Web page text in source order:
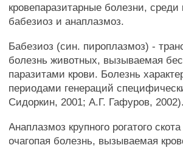
кровепаразитарные болезни,
бабезиоз и анаплазмоз.
Бабезиоз (син. пироплазмоз) -
болезнь животных, вызываемая
паразитами крови. Болезнь
периодами генераций
Сидоркин, 2001; А.Г. Гафуров, 2002).
Анаплазмоз крупного рогатого
очагопая болезнь, вызываемая